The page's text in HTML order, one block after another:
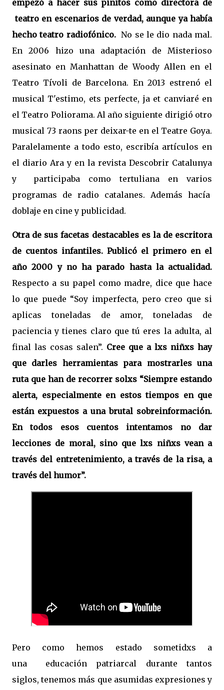
empezó a hacer sus pinitos como directora de
teatro en escenarios de verdad, aunque ya había
hecho teatro radiofónico. No se le dio nada mal.
En 2006 hizo una adaptación de Misterioso
asesinato en Manhattan de Woody Allen en el
Teatro Tívoli de Barcelona. En 2013 estrenó el
musical T'estimo, ets perfecte, ja et canviaré en
el Teatro Poliorama. Al año siguiente dirigió otro
musical 73 raons per deixar-te en el Teatre Goya.
Paralelamente a todo esto, escribía artículos en
el diario Ara y en la revista Descobrir Catalunya
y
participaba como tertuliana en varios
programas de radio catalanes. Además hacía
doblaje en cine y publicidad.
Otra de sus facetas destacables es la de escritora
de cuentos infantiles. Publicó el primero en el
año 2000 y no ha parado hasta la actualidad.
Respecto a su papel como madre, dice que hace
lo que puede “Soy imperfecta, pero creo que si
aplicas toneladas de amor, toneladas de
paciencia y tienes claro que tú eres la adulta, al
final las cosas salen”. Cree que a lxs niñxs hay
que darles herramientas para mostrarles una
ruta que han de recorrer solxs “Siempre estando
alerta, especialmente en estos tiempos en que
están expuestos a una brutal sobreinformación.
En todos esos cuentos intentamos no dar
lecciones de moral, sino que lxs niñxs vean a
través del entretenimiento, a través de la risa, a
través del humor”.
Pero como hemos estado sometidxs a
una
educación patriarcal durante tantos
siglos,tenemos más que asumidas expresiones y